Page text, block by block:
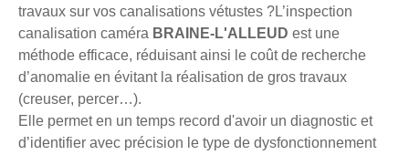
travaux sur vos canalisations vétustes ?L’inspection
canalisation caméra BRAINE-L'ALLEUD est une
méthode efficace, réduisant ainsi le coût de recherche
d’anomalie en évitant la réalisation de gros travaux
(creuser, percer…).
Elle permet en un temps record d'avoir un diagnostic et
d’identifier avec précision le type de dysfonctionnement